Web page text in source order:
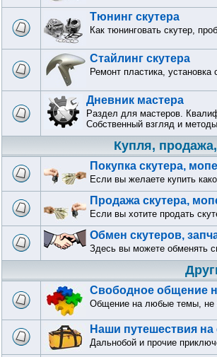
Тюнинг скутера
Как тюнинговать скутер,
Стайлинг скутера
Ремонт пластика,
Дневник мастера
Раздел для мастеров.
Собственный взгляд и
Купля,
Покупка скутера,
Если вы желаете купить
Продажа скутера,
Если вы хотите продать
Обмен скутеров,
Здесь вы можете обменять
Свободное общение
Общение на любые темы, не
Наши путешествия на
Дальнобой и прочие